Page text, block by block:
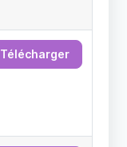
Télécharger